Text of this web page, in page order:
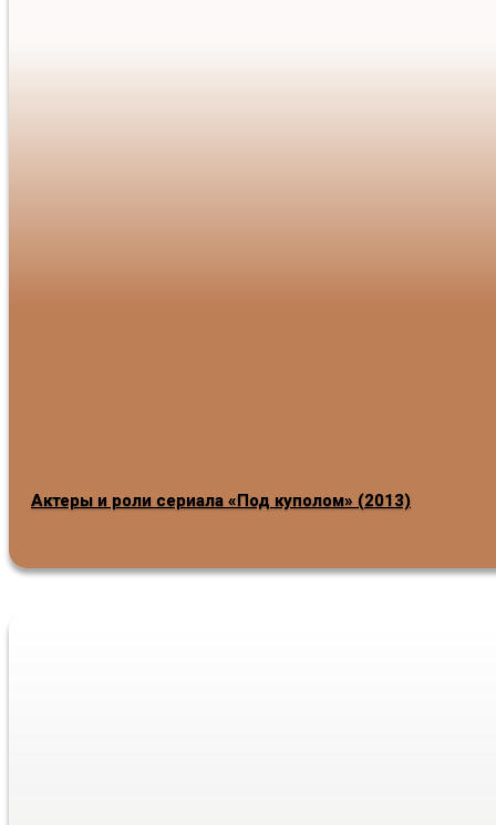
Актеры и роли сериала «Под куполом» (2013)